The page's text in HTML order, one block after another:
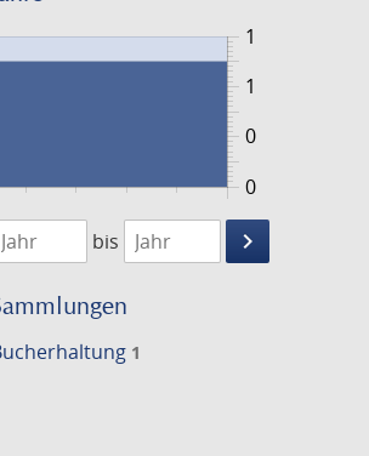
0
1
0
1
1541
bis
keyboard_arrow_right
Suche
1